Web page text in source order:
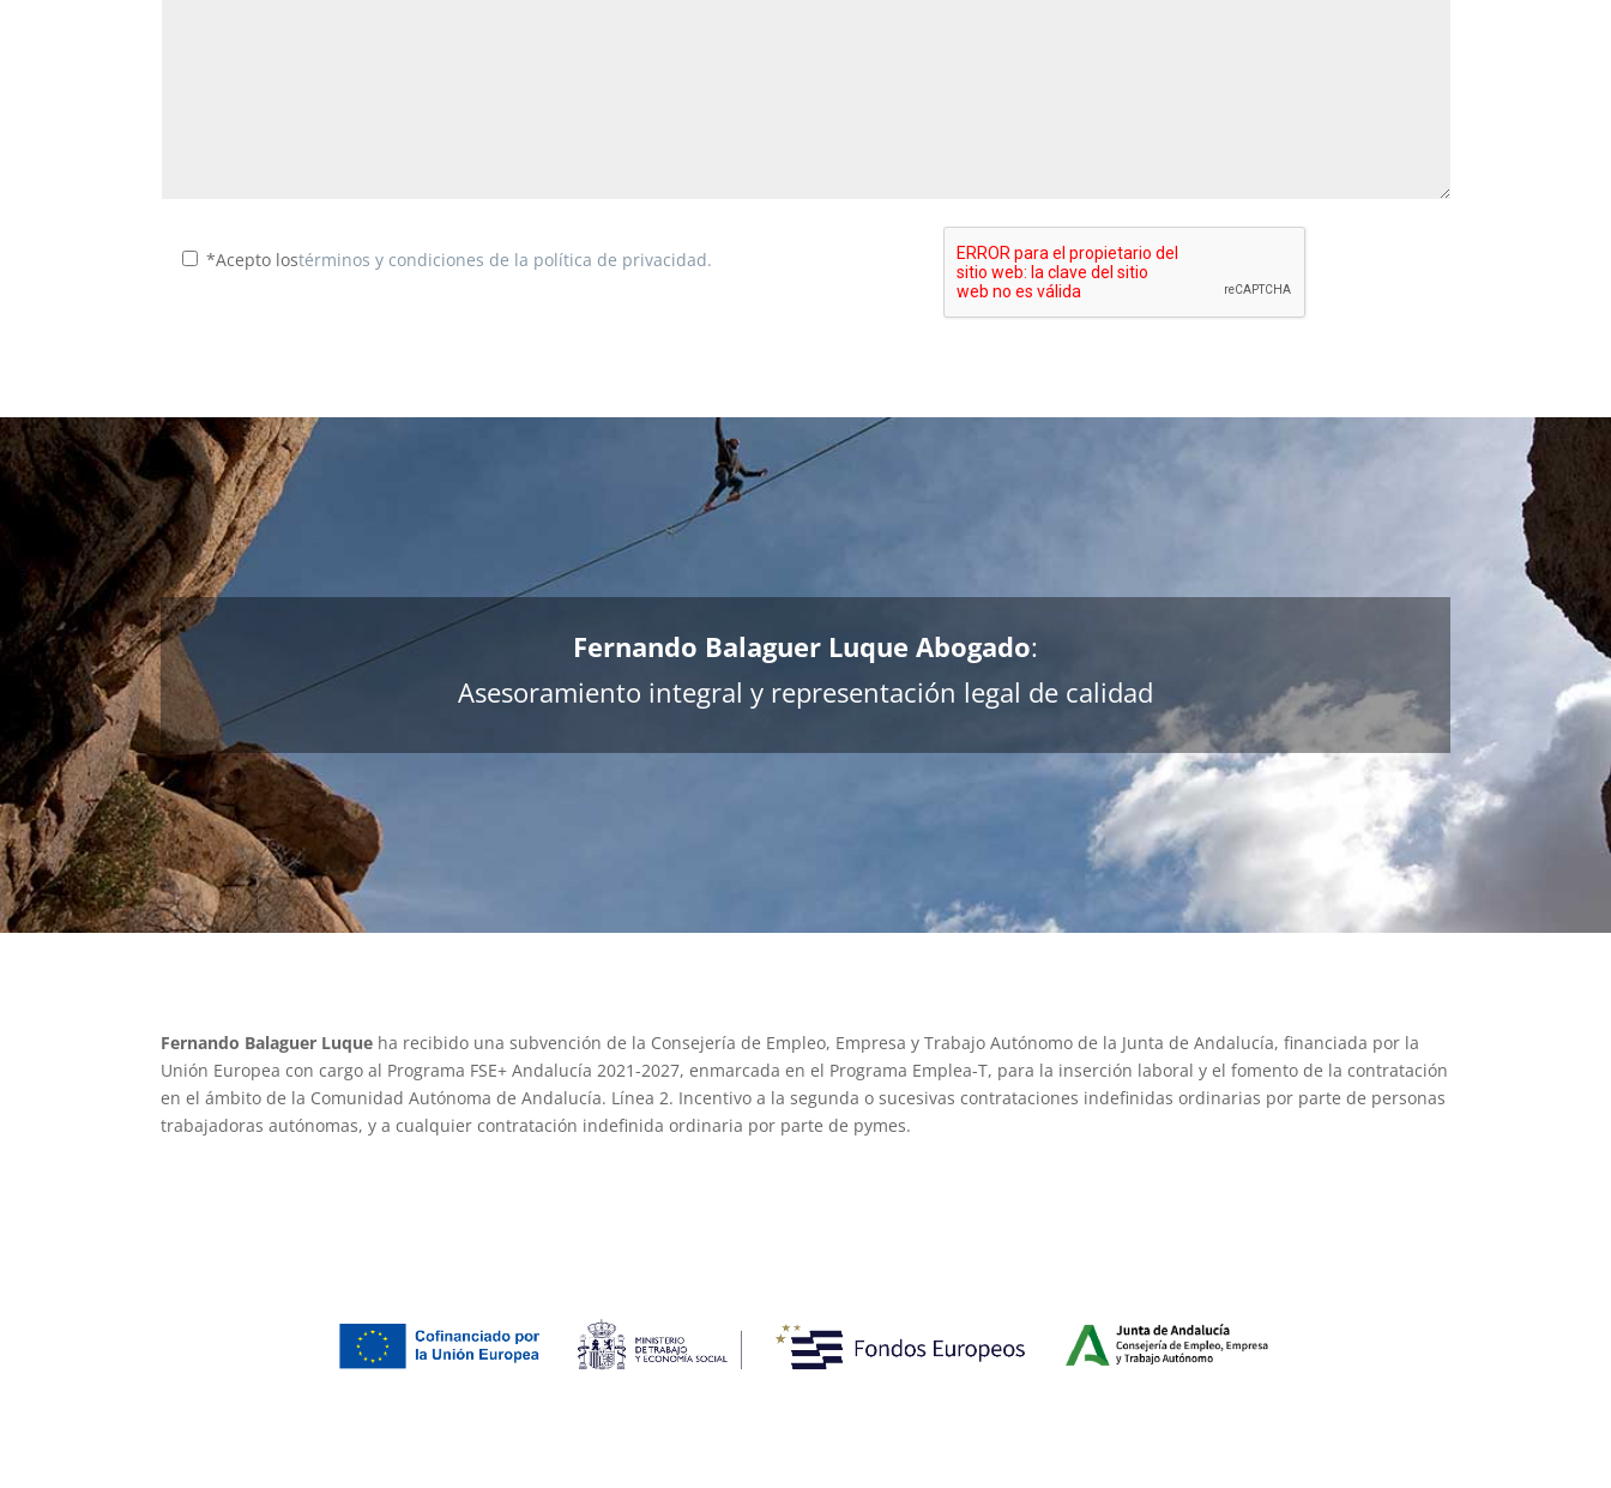
*Acepto lostérminos y condiciones de la política de privacidad.
Fernando Balaguer Luque Abogado:
Asesoramiento integral y representación legal de calidad
Fernando Balaguer Luque ha recibido una subvención de la Consejería de Empleo, Empresa y Trabajo Autónomo de la Junta de Andalucía, financiada por la
Unión Europea con cargo al Programa FSE+ Andalucía 2021-2027, enmarcada en el Programa Emplea-T, para la inserción laboral y el fomento de la contratación
en el ámbito de la Comunidad Autónoma de Andalucía. Línea 2. Incentivo a la segunda o sucesivas contrataciones indefinidas ordinarias por parte de personas
trabajadoras autónomas, y a cualquier contratación indefinida ordinaria por parte de pymes.